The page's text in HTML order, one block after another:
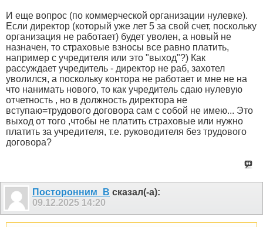
И еще вопрос (по коммерческой организации нулевке).
Если директор (который уже лет 5 за свой счет, поскольку
организация не работает) будет уволен, а новый не
назначен, то страховые взносы все равно платить,
например с учредителя или это "выход"?) Как
рассуждает учредитель - директор не раб, захотел
уволился, а поскольку контора не работает и мне не на
что нанимать нового, то как учредитель сдаю нулевую
отчетность , но в должность директора не
вступаю=трудового договора сам с собой не имею... Это
выход от того ,чтобы не платить страховые или нужно
платить за учредителя, т.е. руководителя без трудового
договора?
Посторонним_В сказал(-а):
09.12.2025 14:20